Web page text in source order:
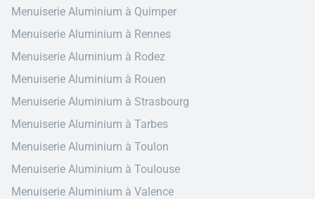
Menuiserie Aluminium à Quimper
Menuiserie Aluminium à Rennes
Menuiserie Aluminium à Rodez
Menuiserie Aluminium à Rouen
Menuiserie Aluminium à Strasbourg
Menuiserie Aluminium à Tarbes
Menuiserie Aluminium à Toulon
Menuiserie Aluminium à Toulouse
Menuiserie Aluminium à Valence